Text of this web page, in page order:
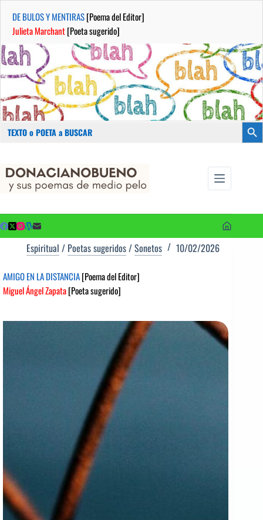
DE BULOS Y MENTIRAS[Poema del Editor]
Julieta Marchant[Poeta sugerido]
Buscar:
contenido
Espiritual / Poetas sugeridos/Sonetos 10/02/2026
AMIGO EN LA DISTANCIA[Poema del Editor]
Miguel Ángel Zapata[Poeta sugerido]